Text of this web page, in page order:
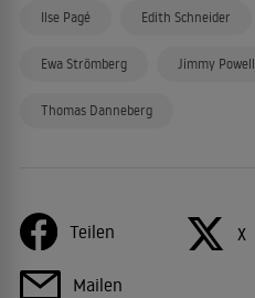
Ilse Pagé Edith Schneider
Ewa Strömberg Jimmy Powell
Thomas Danneberg
Teilen X
Mailen